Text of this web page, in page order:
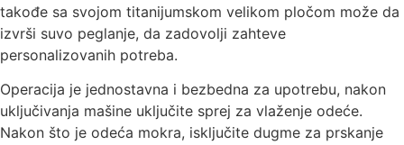
takođe sa svojom titanijumskom velikom pločom može da
izvrši suvo peglanje, da zadovolji zahteve
personalizovanih potreba.
Operacija je jednostavna i bezbedna za upotrebu, nakon
uključivanja mašine uključite sprej za vlaženje odeće.
Nakon što je odeća mokra, isključite dugme za prskanje